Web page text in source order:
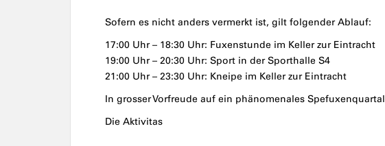
Sofern es nicht anders vermerkt ist, gilt folgender Ablauf:
17:00 Uhr – 18:30 Uhr: Fuxenstunde im Keller zur Eintracht
19:00 Uhr – 20:30 Uhr: Sport in der Sporthalle S4
21:00 Uhr – 23:30 Uhr: Kneipe im Keller zur Eintracht
In grosser Vorfreude auf ein phänomenales Spefuxenquartal
Die Aktivitas